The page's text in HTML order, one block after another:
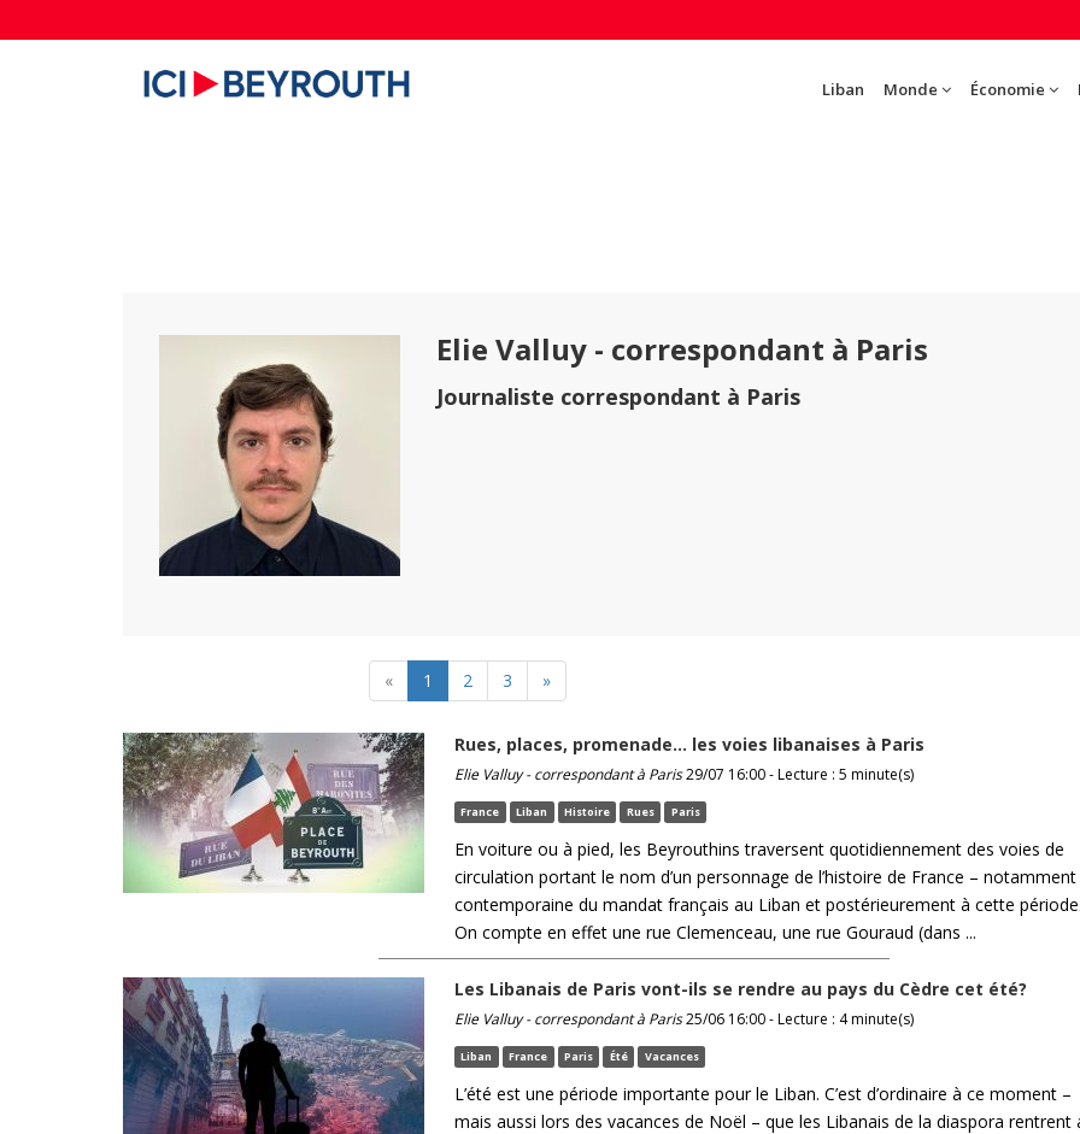
Liban Monde Économie
Elie Valluy - correspondant à Paris
Journaliste correspondant à Paris
« 1 2 3 »
Rues, places, promenade… les voies libanaises à Paris
Elie Valluy - correspondant à Paris29/07 16:00 - Lecture : 5 minute(s)
France Liban Histoire Rues Paris
En voiture ou à pied, les Beyrouthins traversent quotidiennement des voies de
circulation portant le nom d’un personnage de l’histoire de France – notamment
contemporaine du mandat français au Liban et postérieurement à cette
On compte en effet une rue Clemenceau, une rue Gouraud (dans ...
Les Libanais de Paris vont-ils se rendre au pays du Cèdre cet été?
Elie Valluy - correspondant à Paris25/06 16:00 - Lecture : 4 minute(s)
Liban France Paris Été Vacances
L’été est une période importante pour le Liban. C’est d’ordinaire à ce moment –
mais aussi lors des vacances de Noël – que les Libanais de la diaspora rentrent